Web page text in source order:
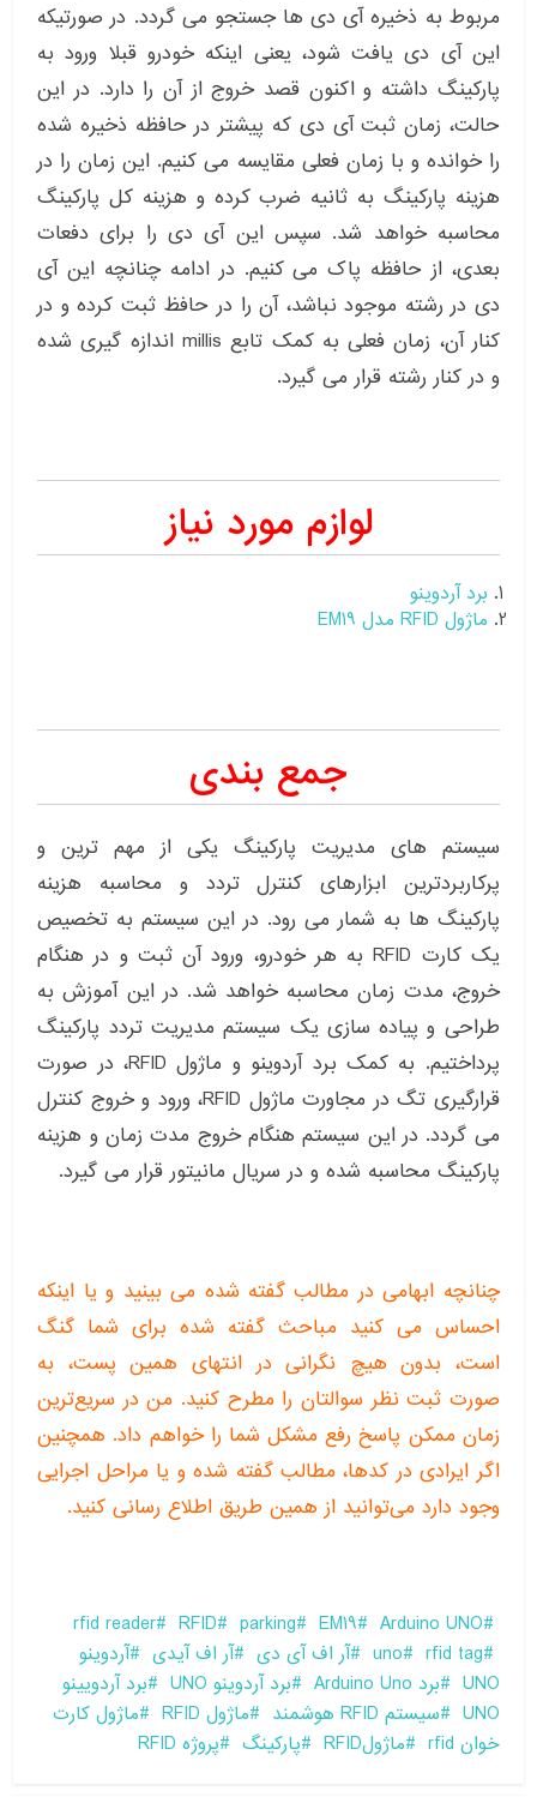
مربوط به ذخیره آی دی ها جستجو می گردد. در صورتیکه
این آی دی یافت شود، یعنی اینکه خودرو قبلا ورود به
پارکینگ داشته و اکنون قصد خروج از آن را دارد. در این
حالت، زمان ثبت آی دی که پیشتر در حافظه ذخیره شده
را خوانده و با زمان فعلی مقایسه می کنیم. این زمان را در
هزینه پارکینگ به ثانیه ضرب کرده و هزینه کل پارکینگ
محاسبه خواهد شد. سپس این آی دی را برای دفعات
بعدی، از حافظه پاک می کنیم. در ادامه چنانچه این آی
دی در رشته موجود نباشد، آن را در حافظ ثبت کرده و در
کنار آن، زمان فعلی به کمک تابع millis اندازه گیری شده
و در کنار رشته قرار می گیرد.
لوازم مورد نیاز
برد آردوینو
ماژول RFID مدل EM19
جمع بندی
سیستم های مدیریت پارکینگ یکی از مهم ترین و
پرکاربردترین ابزارهای کنترل تردد و محاسبه هزینه
پارکینگ ها به شمار می رود. در این سیستم به تخصیص
یک کارت RFID به هر خودرو، ورود آن ثبت و در هنگام
خروج، مدت زمان محاسبه خواهد شد. در این آموزش به
طراحی و پیاده سازی یک سیستم مدیریت تردد پارکینگ
پرداختیم. به کمک برد آردوینو و ماژول RFID، در صورت
قرارگیری تگ در مجاورت ماژول RFID، ورود و خروج کنترل
می گردد. در این سیستم هنگام خروج مدت زمان و هزینه
پارکینگ محاسبه شده و در سریال مانیتور قرار می گیرد.
چنانچه ابهامی در مطالب گفته شده می بینید و یا اینکه
احساس می کنید مباحث گفته شده برای شما گنگ
است، بدون هیچ نگرانی در انتهای همین پست، به
صورت ثبت نظر سوالتان را مطرح کنید. من در سریع‌ترین
زمان ممکن پاسخ رفع مشکل شما را خواهم داد. همچنین
اگر ایرادی در کدها، مطالب گفته شده و یا مراحل اجرایی
وجود دارد می‌توانید از همین طریق اطلاع رسانی کنید.
Arduino UNO
EM19
parking
RFID
rfid reader
rfid tag
uno آر اف آی دی آر اف آیدی
آردوینو
UNO
برد Arduino Uno برد آردوینو UNO
برد آردویینو
UNO
سیستم RFID هوشمند ماژول RFID
ماژول کارت
خوان rfid
ماژولRFID پارکینگ پروژه RFID